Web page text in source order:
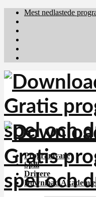
Mest nedlastede
Programvare
Spill
Drivere
Download Akademiet